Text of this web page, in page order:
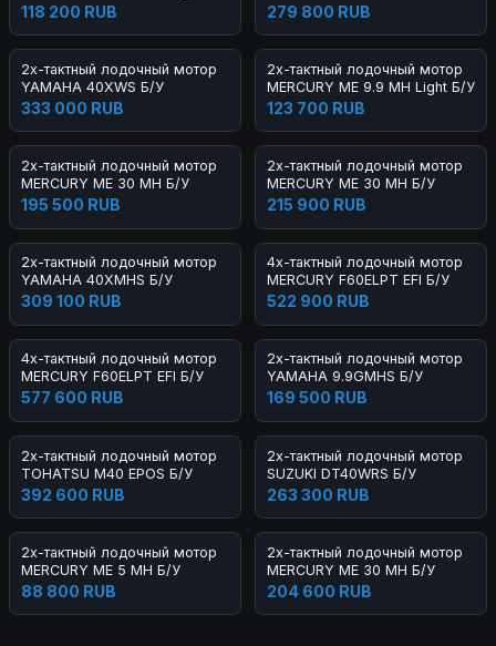
118 200 RUB 279 800 RUB
2х-тактный лодочный мотор
YAMAHA 40XWS Б/У
333 000 RUB
2х-тактный лодочный мотор
MERCURY ME 9.9 MH Light Б/У
123 700 RUB
2х-тактный лодочный мотор
MERCURY ME 30 MH Б/У
195 500 RUB
2х-тактный лодочный мотор
MERCURY ME 30 MH Б/У
215 900 RUB
2х-тактный лодочный мотор
YAMAHA 40XMHS Б/У
309 100 RUB
4х-тактный лодочный мотор
MERCURY F60ELPT EFI Б/У
522 900 RUB
4х-тактный лодочный мотор
MERCURY F60ELPT EFI Б/У
577 600 RUB
2х-тактный лодочный мотор
YAMAHA 9.9GMHS Б/У
169 500 RUB
2х-тактный лодочный мотор
TOHATSU M40 EPOS Б/У
392 600 RUB
2х-тактный лодочный мотор
SUZUKI DT40WRS Б/У
263 300 RUB
2х-тактный лодочный мотор
MERCURY ME 5 MH Б/У
88 800 RUB
2х-тактный лодочный мотор
MERCURY ME 30 MH Б/У
204 600 RUB